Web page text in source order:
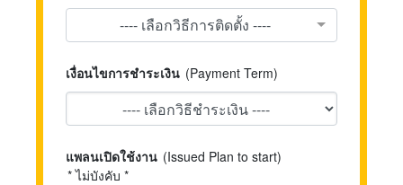
---- เลือกวิธีการติดตั้ง ----
เงื่อนไขการชำระเงิน (Payment Term)
แพลนเปิดใช้งาน (Issued Plan to start)
* ไม่บังคับ *